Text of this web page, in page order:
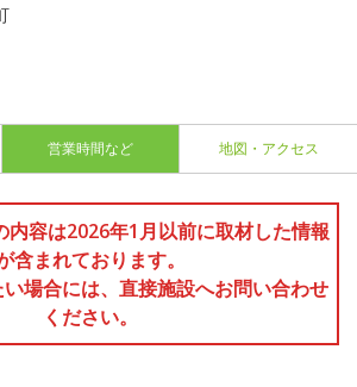
営業時間など 地図・アクセス
容は2026年1月以前に取材した情報
含まれております。
場合には、直接施設へお問い合わせ
ください。